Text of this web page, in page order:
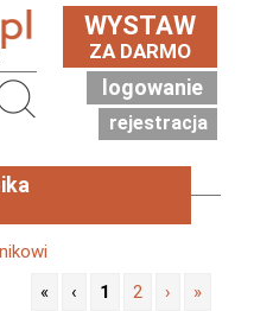
WYSTAW
ZA DARMO
logowanie
rejestracja
«
‹ 1 2 › »